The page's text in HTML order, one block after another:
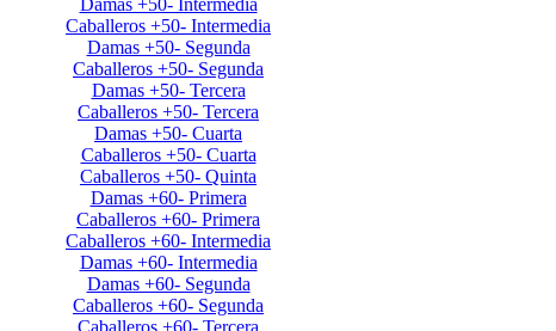
Damas +50- Intermedia
Caballeros +50- Intermedia
Damas +50- Segunda
Caballeros +50- Segunda
Damas +50- Tercera
Caballeros +50- Tercera
Damas +50- Cuarta
Caballeros +50- Cuarta
Caballeros +50- Quinta
Damas +60- Primera
Caballeros +60- Primera
Caballeros +60- Intermedia
Damas +60- Intermedia
Damas +60- Segunda
Caballeros +60- Segunda
Caballeros +60- Tercera